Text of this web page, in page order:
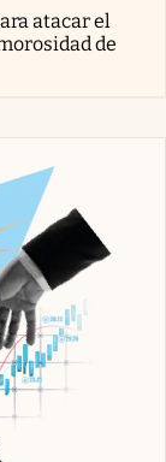
atacar el
de